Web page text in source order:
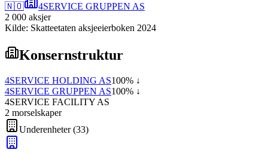
🇳🇴
4SERVICE GRUPPEN AS
2 000 aksjer
Kilde: Skatteetaten aksjeeierboken 2024
Konsernstruktur
4SERVICE HOLDING AS100% ↓
4SERVICE GRUPPEN AS100% ↓
4SERVICE FACILITY AS
2 morselskaper
Underenheter(33)